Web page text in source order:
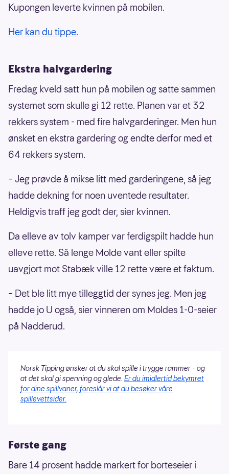
Kupongen leverte kvinnen på mobilen.
Her kan du tippe.
Ekstra halvgardering
Fredag kveld satt hun på mobilen og satte sammen
systemet som skulle gi 12 rette. Planen var et 32
rekkers system - med fire halvgarderinger. Men hun
ønsket en ekstra gardering og endte derfor med et
64 rekkers system.
– Jeg prøvde å mikse litt med garderingene, så jeg
hadde dekning for noen uventede resultater.
Heldigvis traff jeg godt der, sier kvinnen.
Da elleve av tolv kamper var ferdigspilt hadde hun
elleve rette. Så lenge Molde vant eller spilte
uavgjort mot Stabæk ville 12 rette være et faktum.
– Det ble litt mye tilleggtid der synes jeg. Men jeg
hadde jo U også, sier vinneren om Moldes 1-0-seier
på Nadderud.
Norsk Tipping ønsker at du skal spille i trygge rammer - og
at det skal gi spenning og glede. Er du imidlertid bekymret
for dine spillvaner, foreslår vi at du besøker våre
spillevettsider.
Første gang
Bare 14 prosent hadde markert for borteseier i